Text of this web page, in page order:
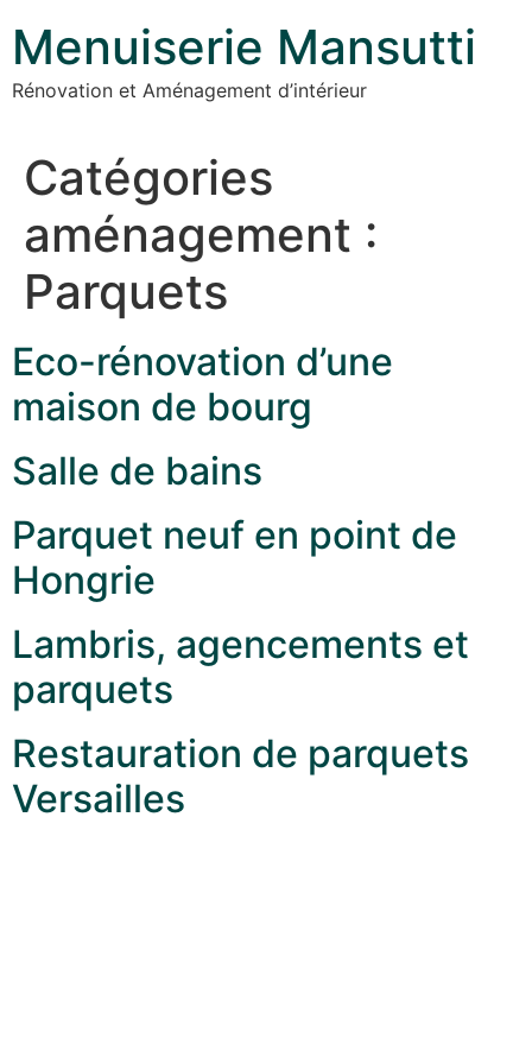
Menuiserie Mansutti
Rénovation et Aménagement d’intérieur
Catégories
aménagement :
Parquets
Eco-rénovation d’une
maison de bourg
Salle de bains
Parquet neuf en point de
Hongrie
Lambris, agencements et
parquets
Restauration de parquets
Versailles